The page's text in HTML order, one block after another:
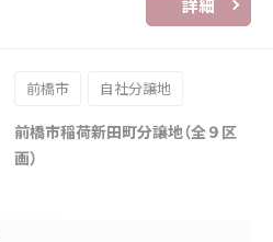
前橋市 自社分譲地
前橋市稲荷新田町分譲地（全９区
画）